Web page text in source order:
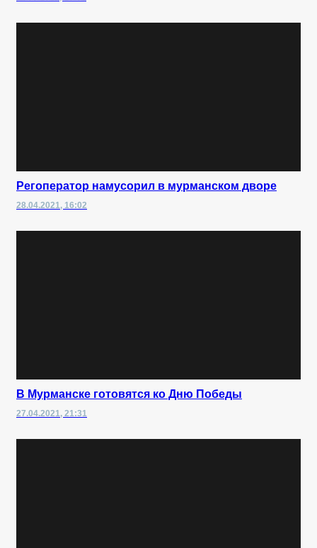
Регоператор намусорил в мурманском дворе
28.04.2021, 16:02
В Мурманске готовятся ко Дню Победы
27.04.2021, 21:31